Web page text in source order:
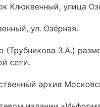
Клюквенный, улица
ул. Озёрная.
(Трубникова З.А.)
сети.
архив